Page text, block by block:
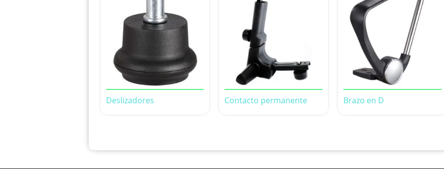
Deslizadores Contacto permanente Brazo en D